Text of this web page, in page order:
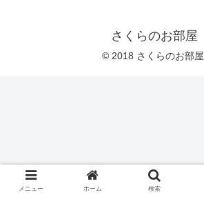
さくらのお部屋
© 2018 さくらのお部屋.
メニュー ホーム 検索